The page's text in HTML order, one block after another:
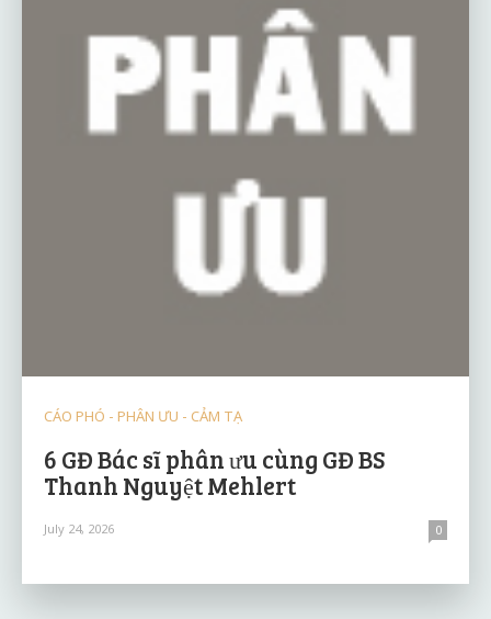
CÁO PHÓ - PHÂN ƯU - CẢM TẠ
6 GĐ Bác sĩ phân ưu cùng GĐ BS
Thanh Nguyệt Mehlert
July 24, 2026 0